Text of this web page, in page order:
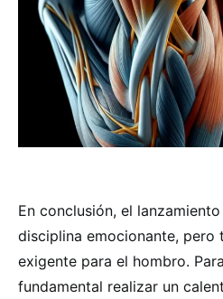
En conclusión, el
disciplina emocionante, pero
exigente para el hombro.
fundamental realizar un